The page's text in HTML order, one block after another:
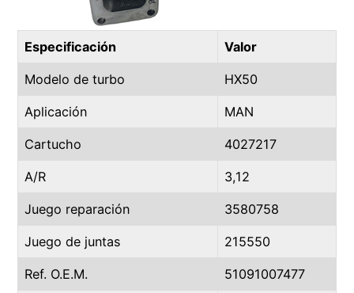
Especificación Valor
Modelo de turbo HX50
Aplicación MAN
Cartucho 4027217
A/R 3,12
Juego reparación 3580758
Juego de juntas 215550
Ref. O.E.M. 51091007477